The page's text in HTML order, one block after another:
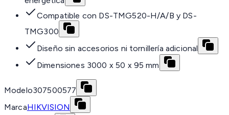
Compatible con DS-TMG520-H/A/B y DS-
TMG300
Diseño sin accesorios ni tornillería adicional
Dimensiones 3000 x 50 x 95 mm
Modelo307500577
MarcaHIKVISION